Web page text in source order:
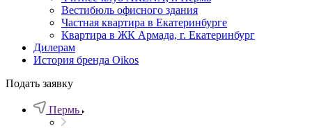
Вестибюль офисного здания
Частная квартира в Екатеринбурге
Квартира в ЖК Армада, г. Екатеринбург
Дилерам
История бренда Oikos
Подать заявку
Пермь